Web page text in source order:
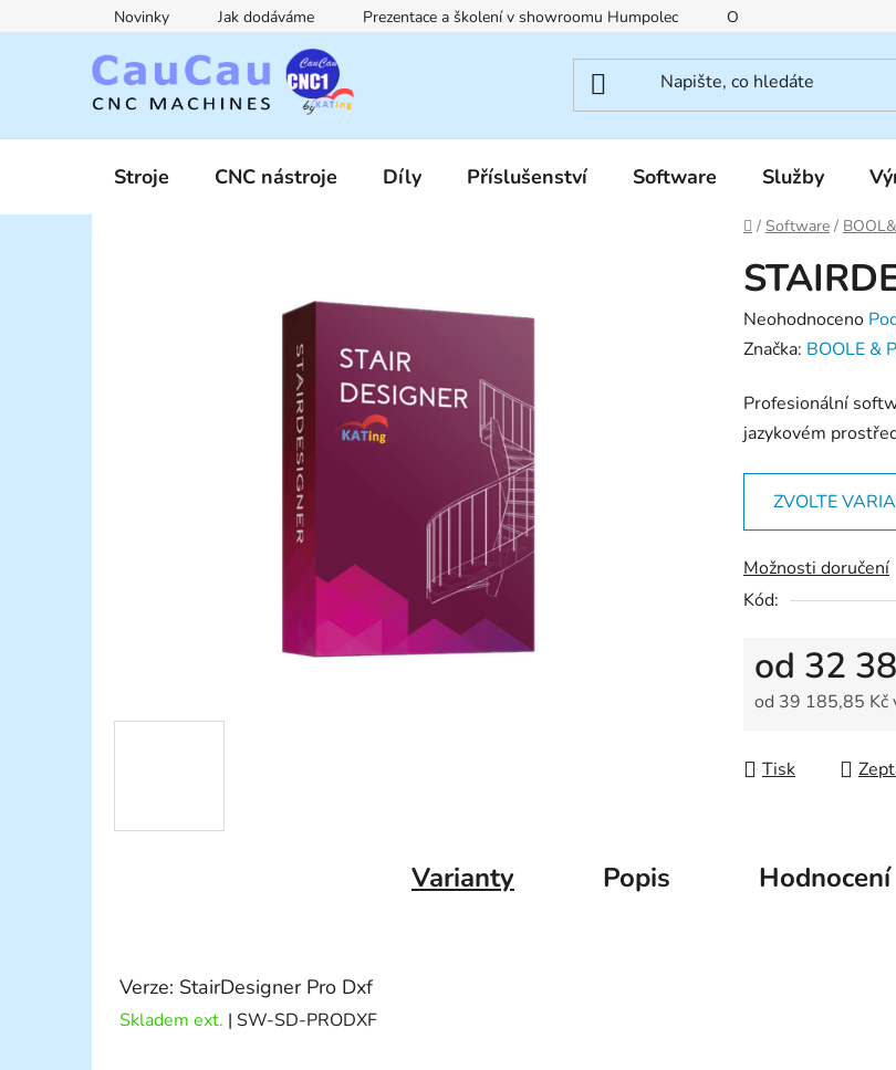
na
Novinky Jak dodáváme Prezentace a školení v showroomu Humpolec O nás
Stroje CNC nástroje Díly Příslušenství Software Služby
Domů
/ Software /
Průměrné
hodnocení
je
0,0
z
hvězdiček.
Neohodnoceno
Značka: BOOLE &
Profesionální
jazykovém
ZVOLTE
Možnosti doručení
Kód:
od 32
od 39 185,85 Kč
Tisk
Varianty Popis Hodnocení
Verze: StairDesigner Pro Dxf
Skladem ext. | SW-SD-PRODXF